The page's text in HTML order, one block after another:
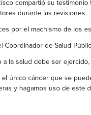
compartió su
durante las revisiones.
por el machismo de los
Coordinador de Salud
la salud debe ser
único cáncer que se
y hagamos uso de este